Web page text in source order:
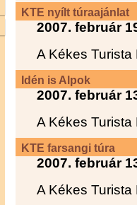
KTE nyílt túraajánlat
2007. február
A Kékes
Idén is Alpok
2007. február
A Kékes
KTE farsangi túra
2007. február
A Kékes